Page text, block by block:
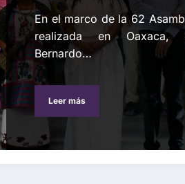
México
En el marco de la 62
realizada en Oaxaca,
Bernardo…
Leer más